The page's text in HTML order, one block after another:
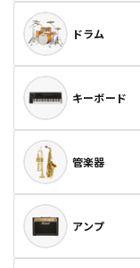
ドラム
キーボード
管楽器
アンプ